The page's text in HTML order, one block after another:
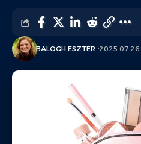
BALOGH ESZTER 2025.07.26.